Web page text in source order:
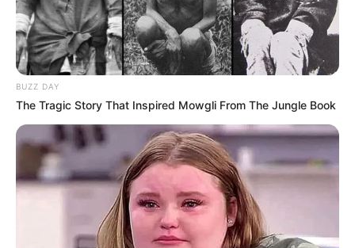
BUZZ DAY
The Tragic Story That Inspired Mowgli From The Jungle Book